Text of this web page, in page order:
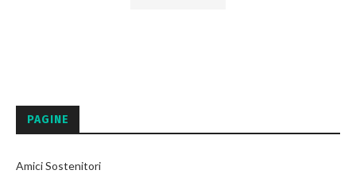
PAGINE
Amici Sostenitori